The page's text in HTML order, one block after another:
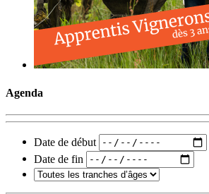
Agenda
Date de début
Date de fin